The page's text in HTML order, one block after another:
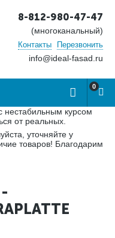
8-812-980-47-47
(многоканальный)
Контакты Перезвонить
info@ideal-fasad.ru
0
нестабильным курсом
от реальных.
уточняйте у
товаров! Благодарим